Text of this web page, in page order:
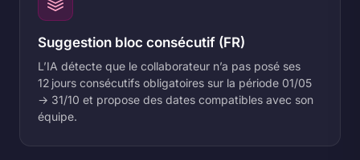
Suggestion bloc consécutif (FR)
L’IA détecte que le collaborateur n’a pas posé ses
12 jours consécutifs obligatoires sur la période 01/05
→ 31/10 et propose des dates compatibles avec son
équipe.